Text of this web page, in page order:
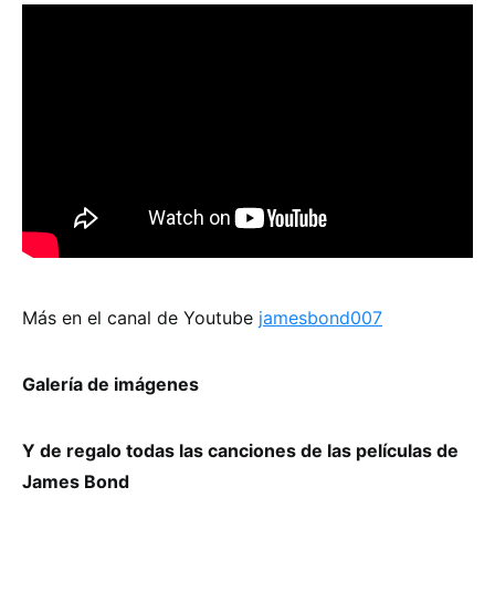
Más en el canal de Youtube jamesbond007
Galería de imágenes
Y de regalo todas las canciones de las películas de
James Bond